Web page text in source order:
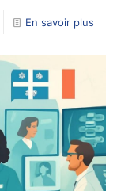
En savoir plus